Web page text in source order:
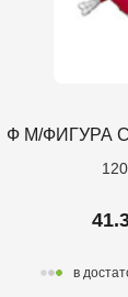
Ф М/ФИГУРА
в